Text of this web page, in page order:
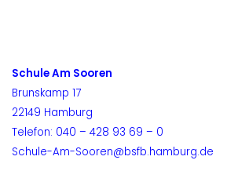
Schule Am Sooren
Brunskamp 17
22149 Hamburg
Telefon: 040 – 428 93 69 – 0
Schule-Am-Sooren@bsfb.hamburg.de